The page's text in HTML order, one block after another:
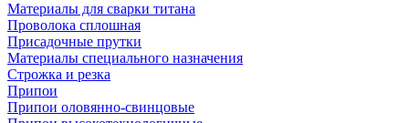
Материалы для сварки титана
Проволока сплошная
Присадочные прутки
Материалы специального назначения
Строжка и резка
Припои
Припои оловянно-свинцовые